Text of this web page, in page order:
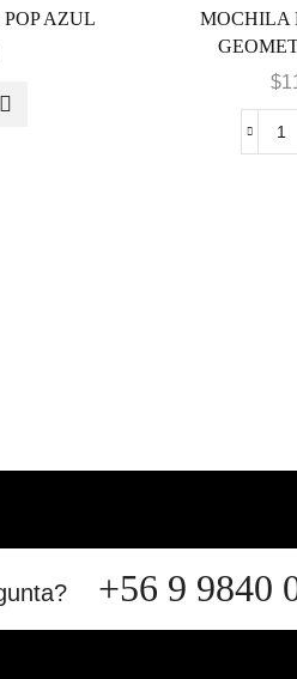
AZUL
MOCHILA
$
+56 9 9840